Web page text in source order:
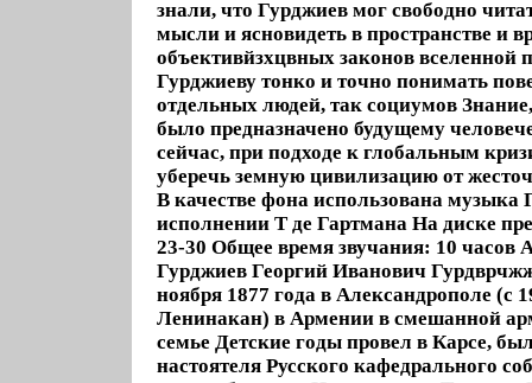
знали, что Гурджиев мог свободно
мысли и ясновидеть в пространстве и
объективйзхцвных законов вселенной
Гурджиеву тонко и точно понимать
отдельных людей, так социумов
было предназначено будущему
сейчас, при подходе к глобальным
уберечь земную цивилизацию от
В качестве фона использована музыка
исполнении Т де Гартмана На диске
23-30 Общее время звучания: 10 часов
Гурджиев Георгий Иванович
ноября 1877 года в Александрополе (с
Ленинакан) в Армении в смешанной
семье Детские годы провел в Карсе,
настоятеля Русского кафедрального